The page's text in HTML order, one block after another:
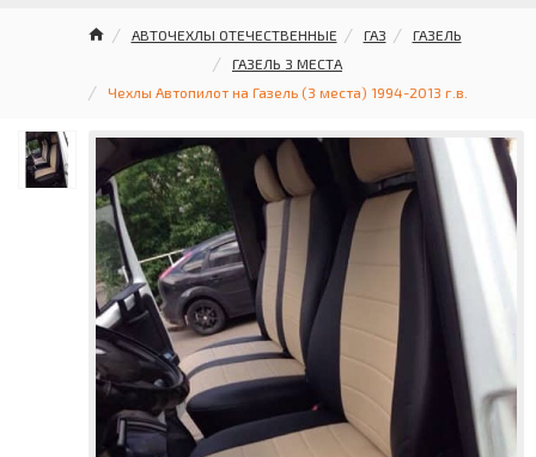
АВТОЧЕХЛЫ ОТЕЧЕСТВЕННЫЕ ГАЗ
ГАЗЕЛЬ
ГАЗЕЛЬ 3 МЕСТА
Чехлы Автопилот на Газель (3 места) 1994-2013 г.в.